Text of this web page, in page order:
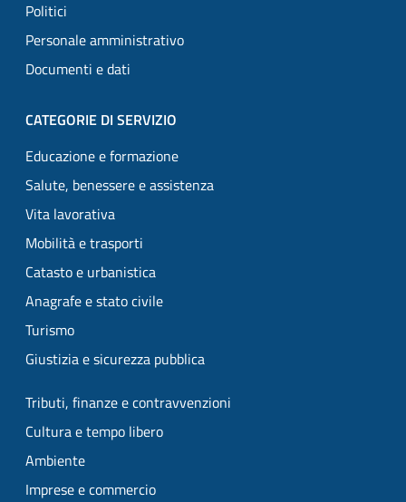
Politici
Personale amministrativo
Documenti e dati
CATEGORIE DI SERVIZIO
Educazione e formazione
Salute, benessere e assistenza
Vita lavorativa
Mobilità e trasporti
Catasto e urbanistica
Anagrafe e stato civile
Turismo
Giustizia e sicurezza pubblica
Tributi, finanze e contravvenzioni
Cultura e tempo libero
Ambiente
Imprese e commercio